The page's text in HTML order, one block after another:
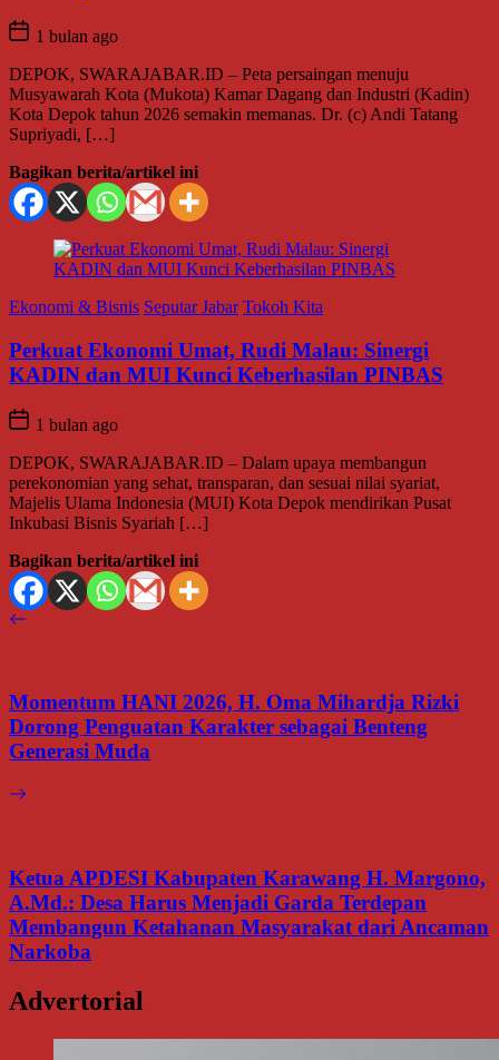
1 bulan ago
DEPOK, SWARAJABAR.ID – Peta persaingan menuju
Musyawarah Kota (Mukota) Kamar Dagang dan Industri (Kadin)
Kota Depok tahun 2026 semakin memanas. Dr. (c) Andi Tatang
Supriyadi, […]
Bagikan berita/artikel ini
Ekonomi & Bisnis Seputar Jabar Tokoh Kita
Perkuat Ekonomi Umat, Rudi Malau: Sinergi
KADIN dan MUI Kunci Keberhasilan PINBAS
1 bulan ago
DEPOK, SWARAJABAR.ID – Dalam upaya membangun
perekonomian yang sehat, transparan, dan sesuai nilai syariat,
Majelis Ulama Indonesia (MUI) Kota Depok mendirikan Pusat
Inkubasi Bisnis Syariah […]
Bagikan berita/artikel ini
Momentum HANI 2026, H. Oma Mihardja Rizki
Dorong Penguatan Karakter sebagai Benteng
Generasi Muda
Ketua APDESI Kabupaten Karawang H. Margono,
A.Md.: Desa Harus Menjadi Garda Terdepan
Membangun Ketahanan Masyarakat dari Ancaman
Narkoba
Advertorial